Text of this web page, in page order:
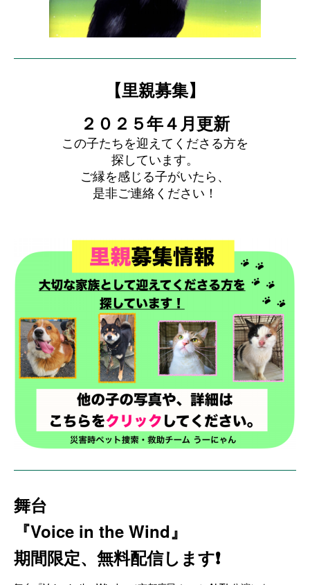
舞台
『Voice in the Wind』
期間限定、無料配信します❗️